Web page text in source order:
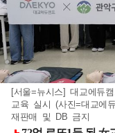
[서울=뉴시스] 대교에듀
교육 실시 (사진=대교에
재판매 및 DB 금지